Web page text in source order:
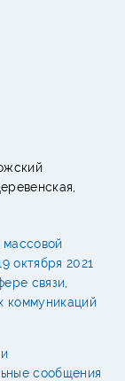
массовой
октября 2021
связи,
коммуникаций
сообщения